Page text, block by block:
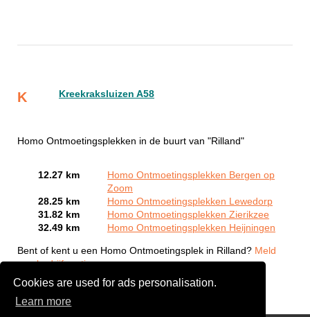
Cookies are used for ads personalisation.
Learn more
K Kreekraksluizen A58
Homo Ontmoetingsplekken in de buurt van "Rilland"
12.27 km
Homo Ontmoetingsplekken Bergen op
Zoom
28.25 km
Homo Ontmoetingsplekken Lewedorp
31.82 km
Homo Ontmoetingsplekken Zierikzee
32.49 km
Homo Ontmoetingsplekken Heijningen
Bent of kent u een Homo Ontmoetingsplek in Rilland? Meld
een bedrijf gratis aan